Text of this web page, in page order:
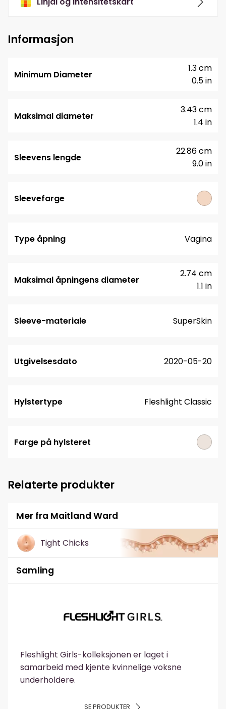
Informasjon
Minimum Diameter
0.5 in
1.3 cm
Maksimal diameter
1.4 in
3.43 cm
Sleevens lengde
9.0 in
22.86 cm
Sleevefarge
Type åpning Vagina
Maksimal åpningens diameter
1.1 in
2.74 cm
Sleeve-materiale SuperSkin
Utgivelsesdato 2020-05-20
Hylstertype Fleshlight Classic
Farge på hylsteret
Relaterte produkter
Mer fra Maitland Ward
Tight Chicks
Samling
Fleshlight Girls-kolleksjonen er laget i
samarbeid med kjente kvinnelige voksne
underholdere.
SE PRODUKTER